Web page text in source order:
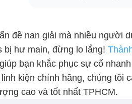
đề nan giải mà nhiều người
bị hư main, đừng lo lắng!
bạn khắc phục sự cố
kiện chính hãng, chúng tôi
cao và tốt nhất TPHCM.